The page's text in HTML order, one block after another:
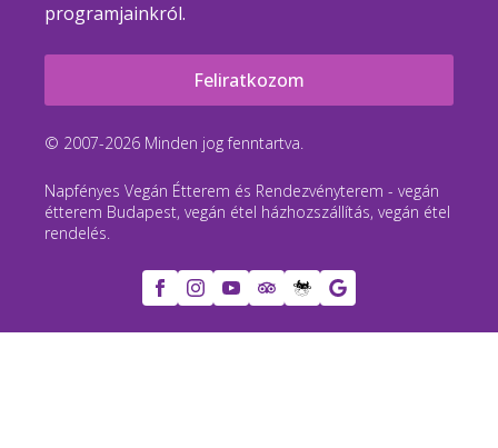
programjainkról.
Feliratkozom
© 2007-2026 Minden jog fenntartva.
Napfényes Vegán Étterem és Rendezvényterem - vegán
étterem Budapest, vegán étel házhozszállítás, vegán étel
rendelés.